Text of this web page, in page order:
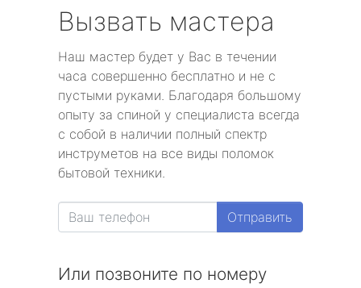
Вызвать мастера
Наш мастер будет у Вас в течении
часа совершенно бесплатно и не с
пустыми руками. Благодаря большому
опыту за спиной у специалиста всегда
с собой в наличии полный спектр
инструметов на все виды поломок
бытовой техники.
Отправить
Или позвоните по номеру